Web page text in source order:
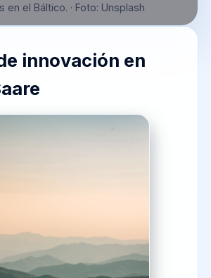
en el Báltico. · Foto: Unsplash
innovación en